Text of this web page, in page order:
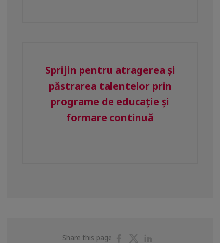
Sprijin pentru atragerea și
păstrarea talentelor prin
programe de educație și
formare continuă
Share this page
ShareShare